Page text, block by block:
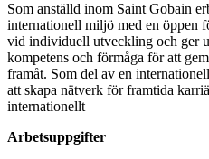
Som anställd inom Saint Gobain
internationell miljö med en öppen
vid individuell utveckling och ger
kompetens och förmåga för att
framåt. Som del av en
att skapa nätverk för framtida
internationellt
Arbetsuppgifter